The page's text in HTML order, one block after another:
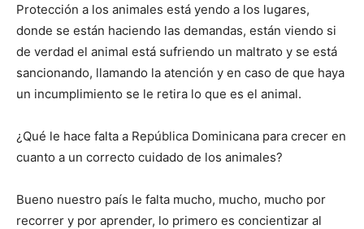
Protección a los animales está yendo a los lugares,
donde se están haciendo las demandas, están viendo si
de verdad el animal está sufriendo un maltrato y se está
sancionando, llamando la atención y en caso de que haya
un incumplimiento se le retira lo que es el animal.
¿Qué le hace falta a República Dominicana para crecer en
cuanto a un correcto cuidado de los animales?
Bueno nuestro país le falta mucho, mucho, mucho por
recorrer y por aprender, lo primero es concientizar al